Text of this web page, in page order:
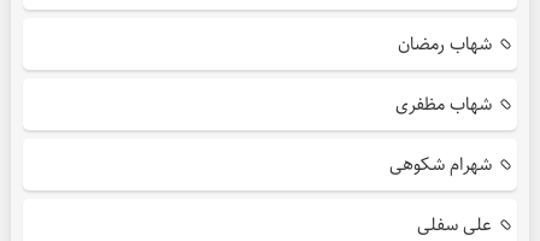
شهاب رمضان
شهاب مظفری
شهرام شکوهی
علی سفلی